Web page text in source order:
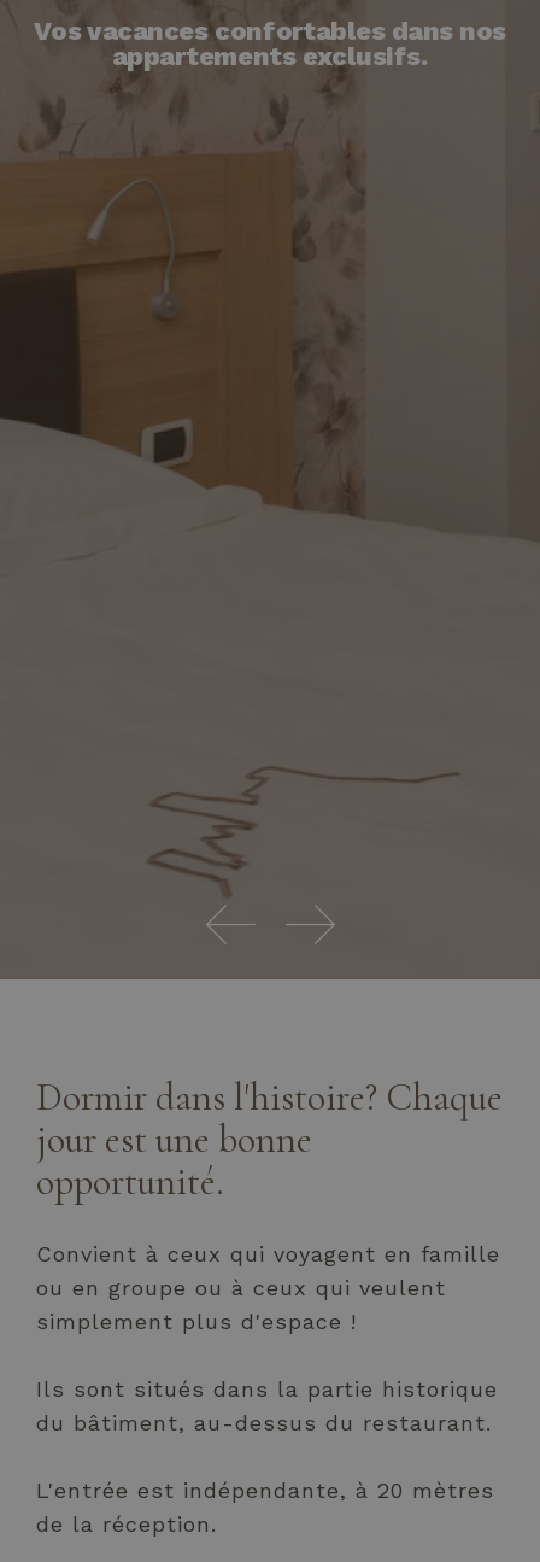
Vos vacances confortables dans nos
appartements exclusifs.
Dormir dans l'histoire? Chaque
jour est une bonne
opportunité.
Convient à ceux qui voyagent en famille
ou en groupe ou à ceux qui veulent
simplement plus d'espace !
Ils sont situés dans la partie historique
du bâtiment, au-dessus du restaurant.
L'entrée est indépendante, à 20 mètres
de la réception.